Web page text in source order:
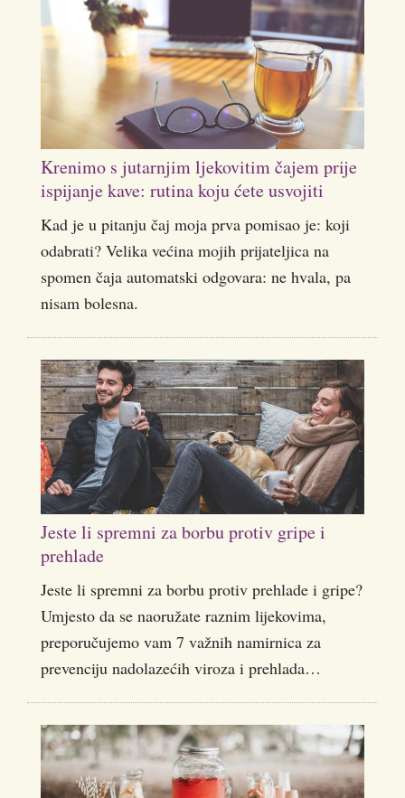
Krenimo s jutarnjim ljekovitim čajem prije
ispijanje kave: rutina koju ćete usvojiti
Kad je u pitanju čaj moja prva pomisao je: koji
odabrati? Velika većina mojih prijateljica na
spomen čaja automatski odgovara: ne hvala, pa
nisam bolesna.
Jeste li spremni za borbu protiv gripe i
prehlade
Jeste li spremni za borbu protiv prehlade i gripe?
Umjesto da se naoružate raznim lijekovima,
preporučujemo vam 7 važnih namirnica za
prevenciju nadolazećih viroza i prehlada…